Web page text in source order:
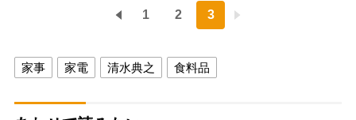
1 2 3
家事 家電 清水典之 食料品